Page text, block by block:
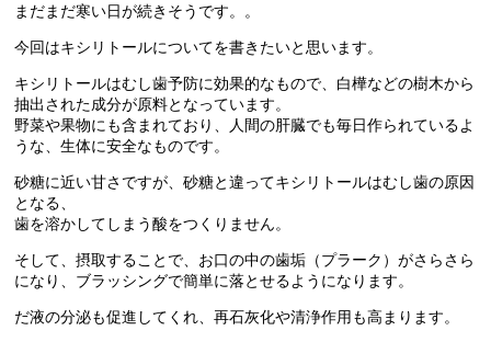
まだまだ寒い日が続きそうです。。
今回はキシリトールについてを書きたいと思います。
キシリトールはむし歯予防に効果的なもので、白樺などの樹木から
抽出された成分が原料となっています。
野菜や果物にも含まれており、人間の肝臓でも毎日作られているよ
うな、生体に安全なものです。
砂糖に近い甘さですが、砂糖と違ってキシリトールはむし歯の原因
となる、
歯を溶かしてしまう酸をつくりません。
そして、摂取することで、お口の中の歯垢（プラーク）がさらさら
になり、ブラッシングで簡単に落とせるようになります。
だ液の分泌も促進してくれ、再石灰化や清浄作用も高まります。